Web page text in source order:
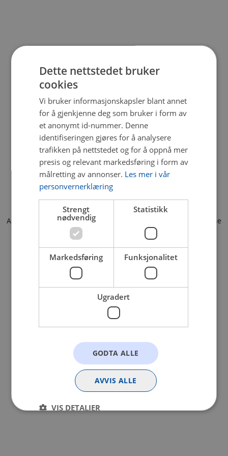
Application error: a client-side exception has occurred (see the
browser console for more information).
Dette nettstedet bruker
cookies
Vi bruker informasjonskapsler blant annet
for å gjenkjenne deg som bruker i form av
et anonymt id-nummer. Denne
identifiseringen gjøres for å analysere
trafikken på nettstedet og for å oppnå mer
presis og relevant markedsføring i form av
målretting av annonser. Les mer i vår
personvernerklæring
Strengt
nødvendig
Statistikk
Markedsføring Funksjonalitet
Ugradert
GODTA ALLE
AVVIS ALLE
VIS DETALJER